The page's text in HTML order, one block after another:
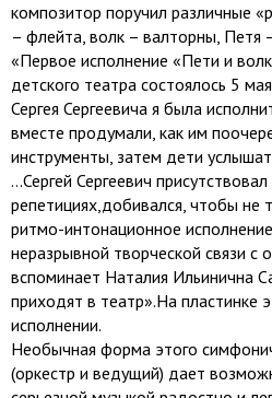
композитор поручил различные
– флейта, волк – валторны, Петя
«Первое исполнение «Пети и
детского театра состоялось 5
Сергея Сергеевича я была
вместе продумали, как им
инструменты, затем дети
...Сергей Сергеевич
репетициях,добивался, чтобы не
ритмо-интонационное
неразрывной творческой связи с
вспоминает Наталия Ильинична
приходят в театр».На пластинке
исполнении.
Необычная форма этого
(оркестр и ведущий) дает